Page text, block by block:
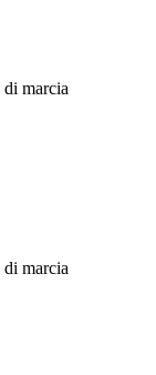
di marcia
di marcia